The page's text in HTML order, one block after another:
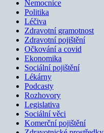
Nemocnice
Politika
Léčiva
Zdravotní gramotnost
Zdravotní pojištění
Očkování a covid
Ekonomika
Sociální pojištění
Lékárny
Podcasty
Rozhovory
Legislativa
Sociální věci
Komerční pojištění